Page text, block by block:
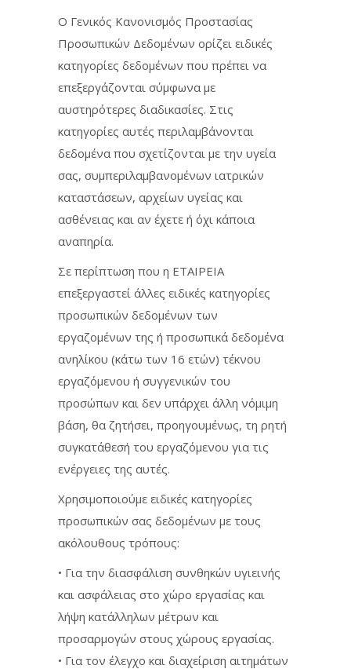
Ο Γενικός Κανονισμός Προστασίας
Προσωπικών Δεδομένων ορίζει ειδικές
κατηγορίες δεδομένων που πρέπει να
επεξεργάζονται σύμφωνα με
αυστηρότερες διαδικασίες. Στις
κατηγορίες αυτές περιλαμβάνονται
δεδομένα που σχετίζονται με την υγεία
σας, συμπεριλαμβανομένων ιατρικών
καταστάσεων, αρχείων υγείας και
ασθένειας και αν έχετε ή όχι κάποια
αναπηρία.
Σε περίπτωση που η ΕΤΑΙΡΕΙΑ
επεξεργαστεί άλλες ειδικές κατηγορίες
προσωπικών δεδομένων των
εργαζομένων της ή προσωπικά δεδομένα
ανηλίκου (κάτω των 16 ετών) τέκνου
εργαζόμενου ή συγγενικών του
προσώπων και δεν υπάρχει άλλη νόμιμη
βάση, θα ζητήσει, προηγουμένως, τη ρητή
συγκατάθεσή του εργαζόμενου για τις
ενέργειες της αυτές.
Χρησιμοποιούμε ειδικές κατηγορίες
προσωπικών σας δεδομένων με τους
ακόλουθους τρόπους:
• Για την διασφάλιση συνθηκών υγιεινής
και ασφάλειας στο χώρο εργασίας και
λήψη κατάλληλων μέτρων και
προσαρμογών στους χώρους εργασίας.
• Για τον έλεγχο και διαχείριση αιτημάτων